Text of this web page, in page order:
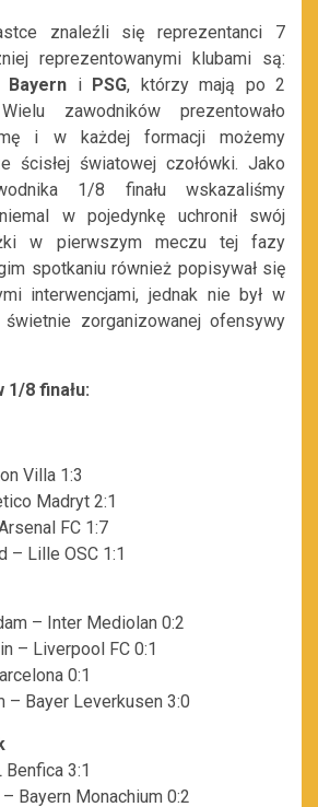
znaleźli się reprezentanci 7
reprezentowanymi klubami są:
Bayern iPSG, którzy mają po 2
zawodników prezentowało
i w każdej formacji możemy
ścisłej światowej czołówki. Jako
1/8 finału wskazaliśmy
w pojedynkę uchronił swój
w pierwszym meczu tej fazy
spotkaniu również popisywał się
interwencjami, jednak nie był w
zorganizowanej ofensywy
1/8 finału:
Villa 1:3
Madryt 2:1
FC 1:7
– Lille OSC 1:1
– Inter Mediolan 0:2
– Liverpool FC 0:1
0:1
– Bayer Leverkusen 3:0
Benfica 3:1
Bayern Monachium 0:2